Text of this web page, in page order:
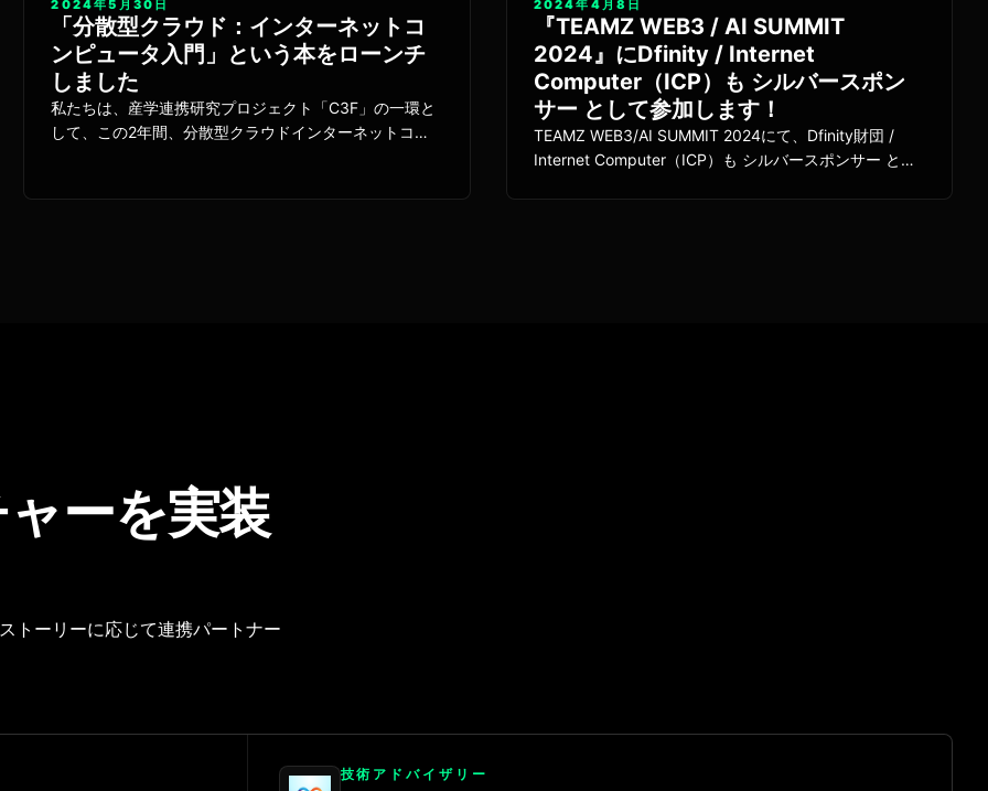
2024年5月30日
「分散型クラウド：インターネットコ
ンピュータ入門」という本をローンチ
しました
私たちは、産学連携研究プロジェクト「C3F」の一環と
して、この2年間、分散型クラウドインターネットコン
ネットコンピュータ入門書を準備しており、今月完成し
2024年4月8日
『TEAMZ WEB3 / AI SUMMIT
2024』にDfinity / Internet
Computer（ICP）も シルバースポン
サー として参加します！
TEAMZ WEB3/AI SUMMIT 2024にて、Dfinity財団 /
Internet Computer（ICP）も シルバースポンサー とし
ーを実装
トーリーに応じて連携パートナー
技術アドバイザリー